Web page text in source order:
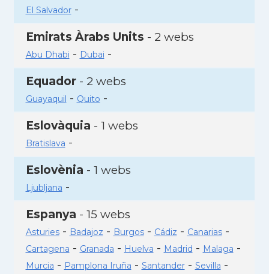
El Salvador-
Emirats Àrabs Units - 2 webs
Abu Dhabi - Dubai -
Equador- 2 webs
Guayaquil - Quito -
Eslovàquia - 1 webs
Bratislava -
Eslovènia - 1 webs
Ljubljana -
Espanya - 15 webs
Asturies- Badajoz - Burgos- Cádiz - Canarias-
Cartagena - Granada - Huelva - Madrid - Malaga -
Murcia - Pamplona Iruña - Santander- Sevilla -